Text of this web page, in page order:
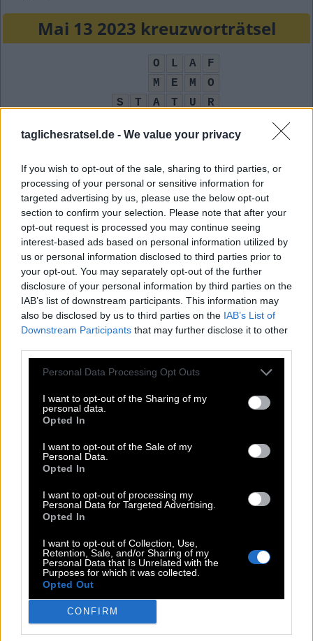
taglichesratsel.de - We value your privacy
If you wish to opt-out of the sale, sharing to third parties, or
processing of your personal or sensitive information for
targeted advertising by us, please use the below opt-out
section to confirm your selection. Please note that after your
opt-out request is processed you may continue seeing
interest-based ads based on personal information utilized by
us or personal information disclosed to third parties prior to
your opt-out. You may separately opt-out of the further
disclosure of your personal information by third parties on the
IAB’s list of downstream participants. This information may
also be disclosed by us to third parties on the IAB’s List of
Downstream Participants that may further disclose it to other
Personal Data Processing Opt Outs
I want to opt-out of the Sharing of my
personal data.
Opted In
I want to opt-out of the Sale of my
Personal Data.
Opted In
I want to opt-out of processing my
Personal Data for Targeted Advertising.
Opted In
I want to opt-out of Collection, Use,
Retention, Sale, and/or Sharing of my
Personal Data that Is Unrelated with the
Purposes for which it was collected.
Opted Out
CONFIRM
Mai 13 2023 kreuzworträtsel
O L A
F
M
E M
O
S
T A T U
R
E
T R E
E
L
E N A
Woraus nichts wird, das verläuft in diesem:
S
A N D
E
Chris __ sang das Lied Driving Home for Christmas:
R
E
A
Die schickt man jemandem zur Erinnerung:
M
E M
O
Die Abkürzung für Tausend lautet __:
S
D
E T T
__-Gueule, Appetithäppchen:
M U S
Eingangshalle (franz.) :
N T R
Opa und __ haben ein weiteres Enkelkind bekommen